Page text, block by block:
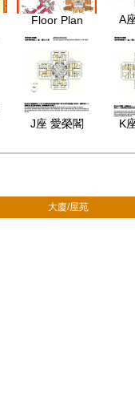
Floor Plan A
J座 愛榮閣 K
大廈/屋苑